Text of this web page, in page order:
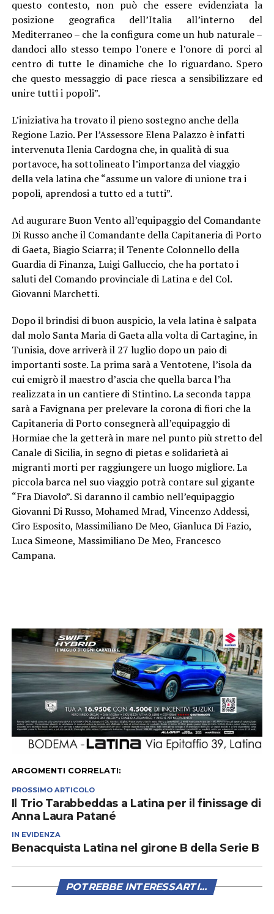
questo contesto, non può che essere evidenziata la
posizione geografica dell’Italia all’interno del
Mediterraneo – che la configura come un hub naturale –
dandoci allo stesso tempo l’onere e l’onore di porci al
centro di tutte le dinamiche che lo riguardano. Spero
che questo messaggio di pace riesca a sensibilizzare ed
unire tutti i popoli”.
L’iniziativa ha trovato il pieno sostegno anche della
Regione Lazio. Per l’Assessore Elena Palazzo è infatti
intervenuta Ilenia Cardogna che, in qualità di sua
portavoce, ha sottolineato l’importanza del viaggio
della vela latina che “assume un valore di unione tra i
popoli, aprendosi a tutto ed a tutti”.
Ad augurare Buon Vento all’equipaggio del Comandante
Di Russo anche il Comandante della Capitaneria di Porto
di Gaeta, Biagio Sciarra; il Tenente Colonnello della
Guardia di Finanza, Luigi Galluccio, che ha portato i
saluti del Comando provinciale di Latina e del Col.
Giovanni Marchetti.
Dopo il brindisi di buon auspicio, la vela latina è salpata
dal molo Santa Maria di Gaeta alla volta di Cartagine, in
Tunisia, dove arriverà il 27 luglio dopo un paio di
importanti soste. La prima sarà a Ventotene, l’isola da
cui emigrò il maestro d’ascia che quella barca l’ha
realizzata in un cantiere di Stintino. La seconda tappa
sarà a Favignana per prelevare la corona di fiori che la
Capitaneria di Porto consegnerà all’equipaggio di
Hormiae che la getterà in mare nel punto più stretto del
Canale di Sicilia, in segno di pietas e solidarietà ai
migranti morti per raggiungere un luogo migliore. La
piccola barca nel suo viaggio potrà contare sul gigante
“Fra Diavolo”. Si daranno il cambio nell’equipaggio
Giovanni Di Russo, Mohamed Mrad, Vincenzo Addessi,
Ciro Esposito, Massimiliano De Meo, Gianluca Di Fazio,
Luca Simeone, Massimiliano De Meo, Francesco
Campana.
ARGOMENTI CORRELATI:
PROSSIMO ARTICOLO
Il Trio Tarabbeddas a Latina per il finissage di
Anna Laura Patané
IN EVIDENZA
Benacquista Latina nel girone B della Serie B
POTREBBE INTERESSARTI...